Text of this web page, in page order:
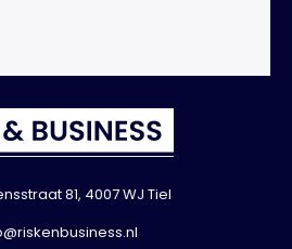
81, 4007 WJ Tiel